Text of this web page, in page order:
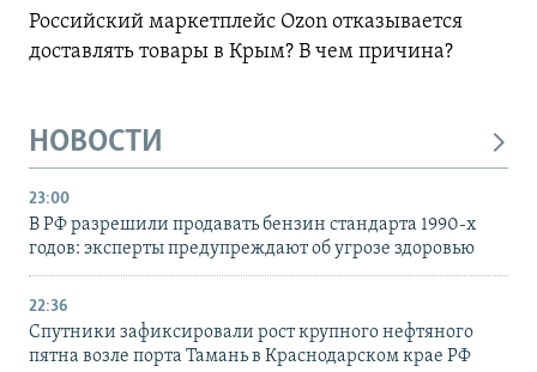
Российский маркетплейс Ozon отказывается
доставлять товары в Крым? В чем причина?
НОВОСТИ
23:00
В РФ разрешили продавать бензин стандарта 1990-х
годов: эксперты предупреждают об угрозе здоровью
22:36
Спутники зафиксировали рост крупного нефтяного
пятна возле порта Тамань в Краснодарском крае РФ